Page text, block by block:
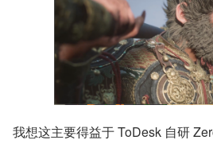
我想这主要得益于 ToDesk 自研